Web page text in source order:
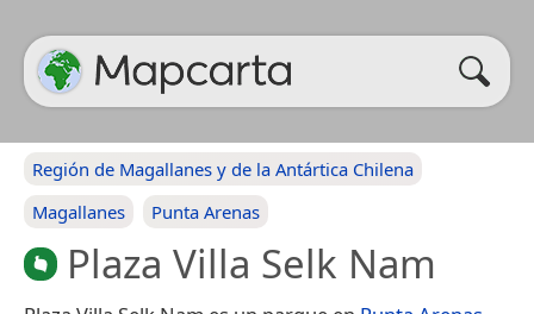
Región de Magallanes y de la Antártica Chilena
Magallanes
Punta Arenas
Plaza Villa Selk Nam